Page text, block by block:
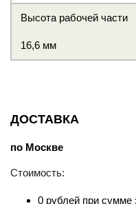
Высота рабочей части
16,6 мм
ДОСТАВКА
по Москве
Стоимость:
0 рублей при сумме